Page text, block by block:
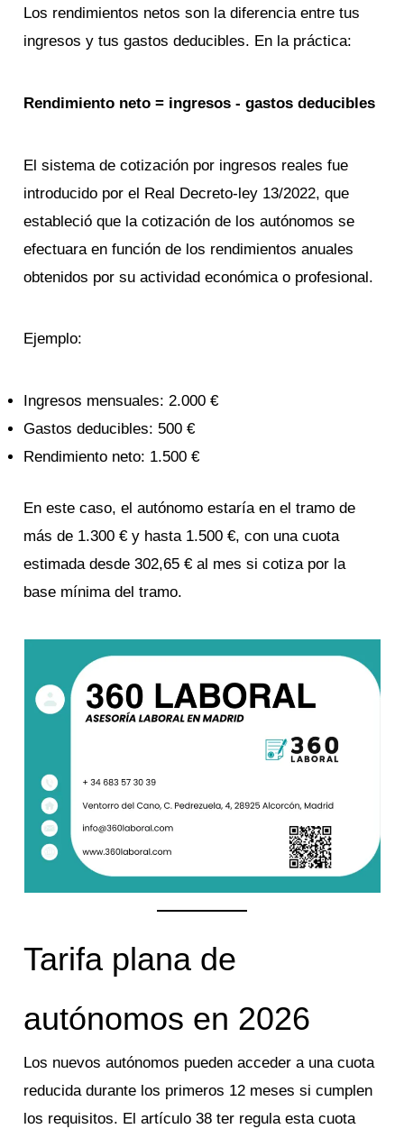
Los rendimientos netos son la diferencia entre tus
ingresos y tus gastos deducibles. En la práctica:
Rendimiento neto = ingresos - gastos deducibles
El sistema de cotización por ingresos reales fue
introducido por el Real Decreto-ley 13/2022, que
estableció que la cotización de los autónomos se
efectuara en función de los rendimientos anuales
obtenidos por su actividad económica o profesional.
Ejemplo:
Ingresos mensuales: 2.000 €
Gastos deducibles: 500 €
Rendimiento neto: 1.500 €
En este caso, el autónomo estaría en el tramo de
más de 1.300 € y hasta 1.500 €, con una cuota
estimada desde 302,65 € al mes si cotiza por la
base mínima del tramo.
Tarifa plana de
autónomos en 2026
Los nuevos autónomos pueden acceder a una cuota
reducida durante los primeros 12 meses si cumplen
los requisitos. El artículo 38 ter regula esta cuota